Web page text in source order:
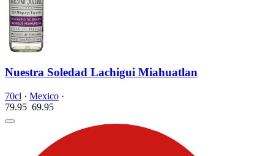
Nuestra Soledad Lachigui Miahuatlan
70cl · Mexico ·
79.95 69.95